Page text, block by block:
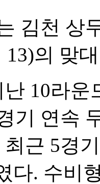
김천 상
13)의 맞
10라
기 연속
근 5경
다. 수비